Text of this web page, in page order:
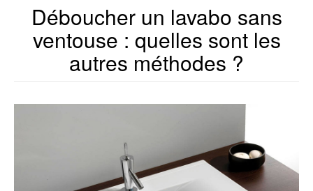
Déboucher un lavabo sans
ventouse : quelles sont les
autres méthodes ?